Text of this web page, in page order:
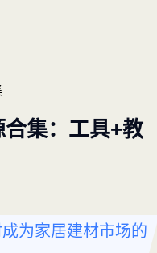
集：工具+教
为家居建材市场的